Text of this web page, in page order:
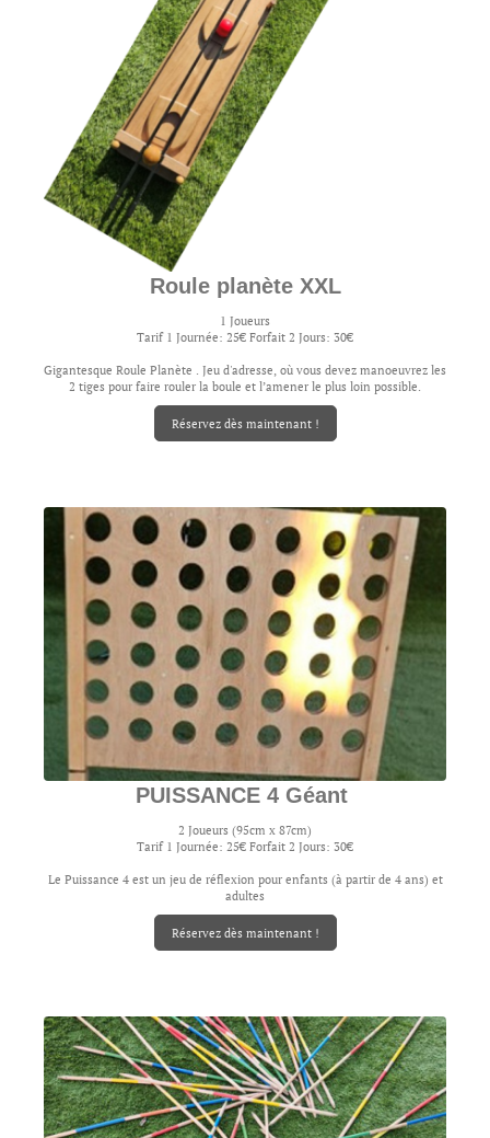
Roule planète XXL
1 Joueurs
Tarif 1 Journée: 25€ Forfait 2 Jours: 30€
Gigantesque Roule Planète . Jeu d'adresse, où vous devez manoeuvrez les
2 tiges pour faire rouler la boule et l’amener le plus loin possible.
Réservez dès maintenant !
PUISSANCE 4 Géant
2 Joueurs (95cm x 87cm)
Tarif 1 Journée: 25€ Forfait 2 Jours: 30€
Le Puissance 4 est un jeu de réflexion pour enfants (à partir de 4 ans) et
adultes
Réservez dès maintenant !